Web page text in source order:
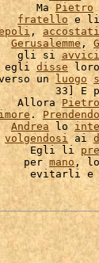
Ma Pietro
fratello e
,
Gerusalemme ,
gli si
egli disse
un luogo
33] E
Allora Pietro
. Prendendo
Andrea lo
volgendosi ai
Egli li
per mano,
evitarli e